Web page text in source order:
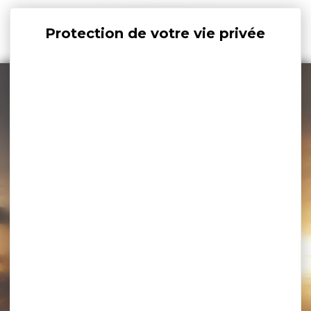
Panneau de gestion des cookies